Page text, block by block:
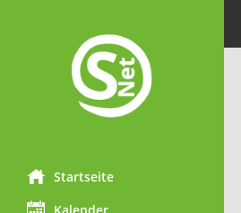
Startseite
Kalender